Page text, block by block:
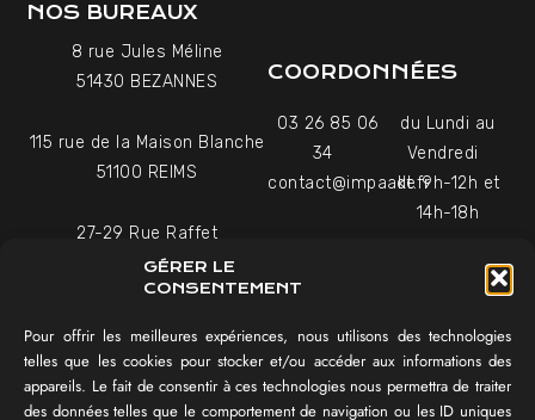
GÉRER LE
CONSENTEMENT
Pour offrir les meilleures expériences, nous utilisons des technologies
telles que les cookies pour stocker et/ou accéder aux informations des
appareils. Le fait de consentir à ces technologies nous permettra de traiter
des données telles que le comportement de navigation ou les ID uniques
NOS BUREAUX
8 rue Jules Méline
51430 BEZANNES
115 rue de la Maison Blanche
51100 REIMS
27-29 Rue Raffet
75016 PARIS
COORDONNÉES
03 26 85 06
34
contact@impaakt.fr
du Lundi au
Vendredi
de 9h-12h et
14h-18h
vous
NAVIGATION
Témoignages vidéo
Équipe